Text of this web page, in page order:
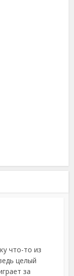
что-то из
целый
за